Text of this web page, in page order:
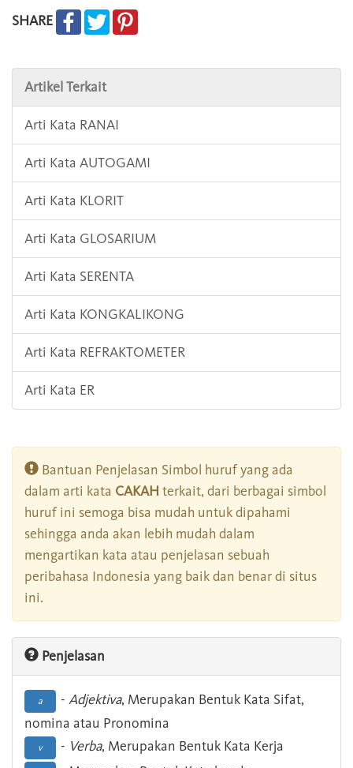
SHARE
Artikel Terkait
Arti Kata RANAI
Arti Kata AUTOGAMI
Arti Kata KLORIT
Arti Kata GLOSARIUM
Arti Kata SERENTA
Arti Kata KONGKALIKONG
Arti Kata REFRAKTOMETER
Arti Kata ER
Bantuan Penjelasan Simbol huruf yang ada
dalam arti kata CAKAH terkait, dari berbagai simbol
huruf ini semoga bisa mudah untuk dipahami
sehingga anda akan lebih mudah dalam
mengartikan kata atau penjelasan sebuah
peribahasa Indonesia yang baik dan benar di situs
ini.
Penjelasan
a - Adjektiva, Merupakan Bentuk Kata Sifat,
nomina atau Pronomina
v - Verba, Merupakan Bentuk Kata Kerja